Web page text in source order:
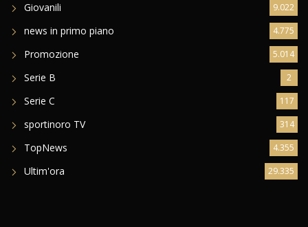
Giovanili 9.022
news in primo piano 4.775
Promozione 5.014
Serie B 2
Serie C 117
sportinoro TV 314
TopNews 4.355
Ultim'ora 29.335